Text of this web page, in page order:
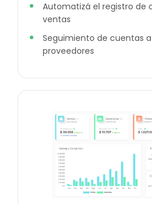
Automatizá el registro de
ventas
Seguimiento de cuentas
proveedores